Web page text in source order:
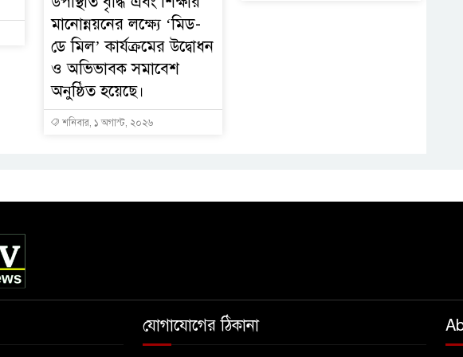
মানোন্নয়নের লক্ষ্যে ‘মিড-
ডে মিল’ কার্যক্রমের উদ্বোধন
ও অভিভাবক সমাবেশ
অনুষ্ঠিত হয়েছে।
শনিবার, ১ অগাস্ট, ২০২৬
যোগাযোগের ঠিকানা